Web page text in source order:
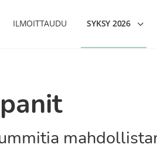
ILMOITTAUDU SYKSY 2026